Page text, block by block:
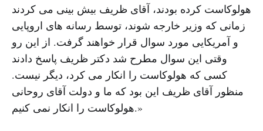
هولوکاست کرده بودند، آقاى ظریف بیش بینى مى کردند
زمانى که وزیر خارجه شوند، توسط رسانه هاى اروپایى
و آمریکایى مورد سوال قرار خواهند گرفت. از این رو
وقتى این سوال مطرح شد دکتر ظریف پاسخ دادند
کسى که هولوکاست را انکار مى کرد، دیگر نیست.
منظور آقاى ظریف این بود که ما و دولت آقاى روحانى
هولوکاست را انکار نمى کنیم.»